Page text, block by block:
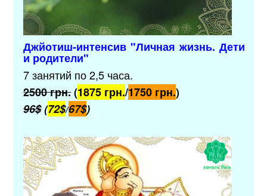
Джйотиш-интенсив "Личная жизнь. Дети
и родители"
7 занятий по 2,5 часа.
2500 грн.(1875 грн./1750 грн.)
96$(72$/67$)